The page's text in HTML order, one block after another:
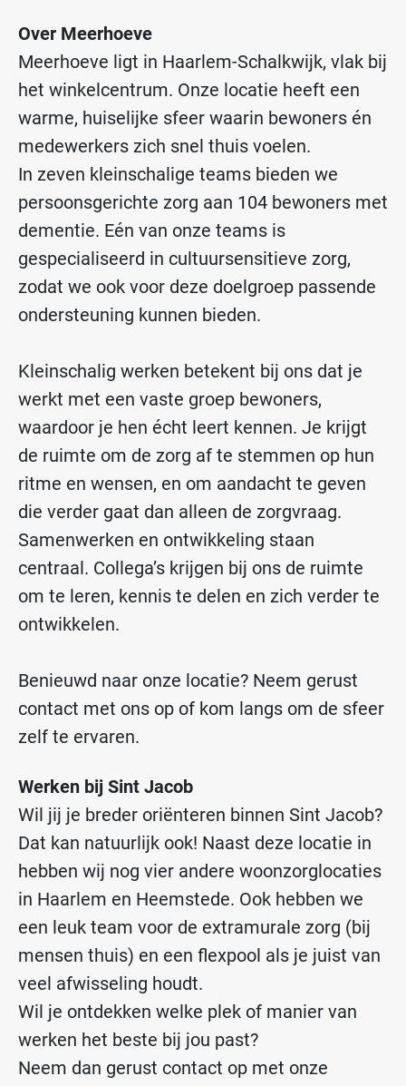
Over Meerhoeve
Meerhoeve ligt in Haarlem-Schalkwijk, vlak bij
het winkelcentrum. Onze locatie heeft een
warme, huiselijke sfeer waarin bewoners én
medewerkers zich snel thuis voelen.
In zeven kleinschalige teams bieden we
persoonsgerichte zorg aan 104 bewoners met
dementie. Eén van onze teams is
gespecialiseerd in cultuursensitieve zorg,
zodat we ook voor deze doelgroep passende
ondersteuning kunnen bieden.
Kleinschalig werken betekent bij ons dat je
werkt met een vaste groep bewoners,
waardoor je hen écht leert kennen. Je krijgt
de ruimte om de zorg af te stemmen op hun
ritme en wensen, en om aandacht te geven
die verder gaat dan alleen de zorgvraag.
Samenwerken en ontwikkeling staan
centraal. Collega’s krijgen bij ons de ruimte
om te leren, kennis te delen en zich verder te
ontwikkelen.
Benieuwd naar onze locatie? Neem gerust
contact met ons op of kom langs om de sfeer
zelf te ervaren.
Werken bij Sint Jacob
Wil jij je breder oriënteren binnen Sint Jacob?
Dat kan natuurlijk ook! Naast deze locatie in
hebben wij nog vier andere woonzorglocaties
in Haarlem en Heemstede. Ook hebben we
een leuk team voor de extramurale zorg (bij
mensen thuis) en een flexpool als je juist van
veel afwisseling houdt.
Wil je ontdekken welke plek of manier van
werken het beste bij jou past?
Neem dan gerust contact op met onze